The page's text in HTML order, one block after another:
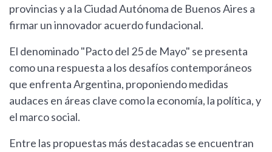
provincias y a la Ciudad Autónoma de Buenos Aires a
firmar un innovador acuerdo fundacional.
El denominado "Pacto del 25 de Mayo" se presenta
como una respuesta a los desafíos contemporáneos
que enfrenta Argentina, proponiendo medidas
audaces en áreas clave como la economía, la política, y
el marco social.
Entre las propuestas más destacadas se encuentran